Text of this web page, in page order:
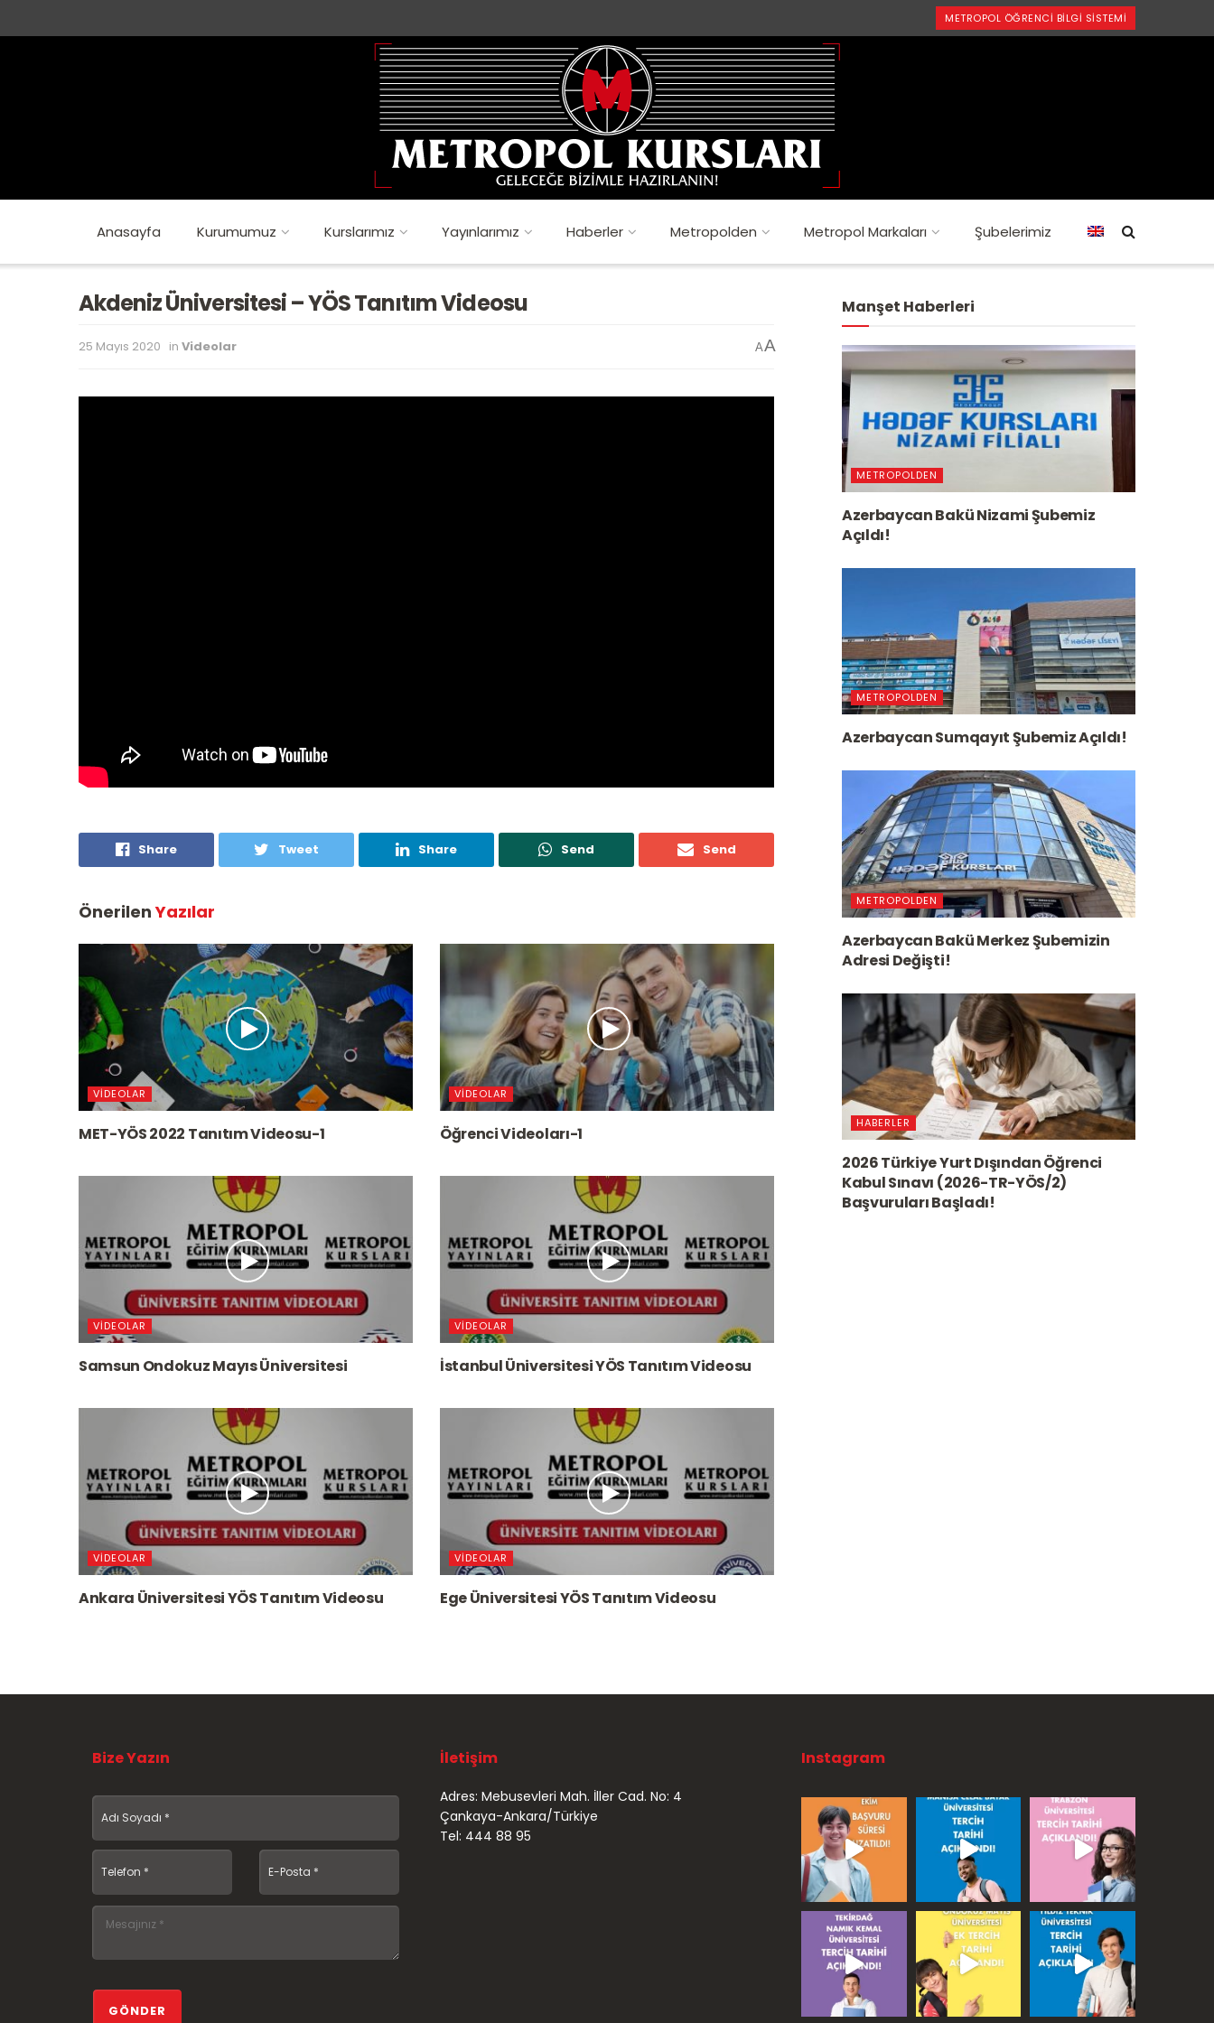
METROPOL ÖĞRENCI BILGI SISTEMI
Anasayfa Kurumumuz Kurslarımız Yayınlarımız Haberler Metropolden Metropol Markaları Şubelerimiz
Akdeniz Üniversitesi – YÖS Tanıtım Videosu
25 Mayıs 2020 in Videolar AA
Share Tweet Share Send Send
ÖnerilenYazılar
VIDEOLAR
MET-YÖS 2022 Tanıtım Videosu-1
VIDEOLAR
Öğrenci Videoları-1
VIDEOLAR
Samsun Ondokuz Mayıs Üniversitesi
VIDEOLAR
İstanbul Üniversitesi YÖS Tanıtım Videosu
VIDEOLAR
Ankara Üniversitesi YÖS Tanıtım Videosu
VIDEOLAR
Ege Üniversitesi YÖS Tanıtım Videosu
Manşet Haberleri
METROPOLDEN
Azerbaycan Bakü Nizami Şubemiz
Açıldı!
METROPOLDEN
Azerbaycan Sumqayıt Şubemiz Açıldı!
METROPOLDEN
Azerbaycan Bakü Merkez Şubemizin
Adresi Değişti!
HABERLER
2026 Türkiye Yurt Dışından Öğrenci
Kabul Sınavı (2026-TR-YÖS/2)
Başvuruları Başladı!
Bize Yazın İletişim
Adres: Mebusevleri Mah. İller Cad. No: 4
Çankaya-Ankara/Türkiye
Tel: 444 88 95
Instagram